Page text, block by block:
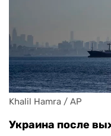
Khalil Hamra / AP
Украина после